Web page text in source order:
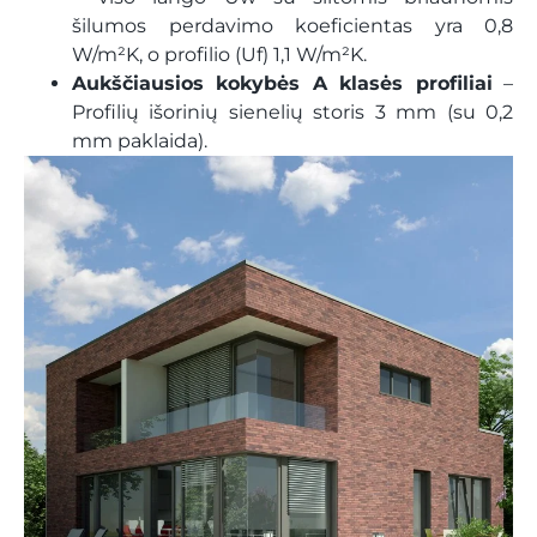
šilumos perdavimo koeficientas yra 0,8
W/m²K, o profilio (Uf) 1,1 W/m²K.
Aukščiausios kokybės A klasės profiliai –
Profilių išorinių sienelių storis 3 mm (su 0,2
mm paklaida).